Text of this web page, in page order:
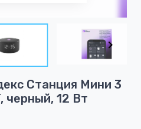
Станция Мини 3
черный, 12 Вт